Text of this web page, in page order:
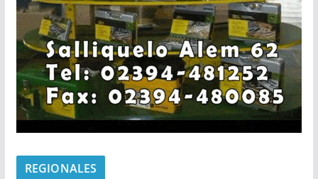
REGIONALES